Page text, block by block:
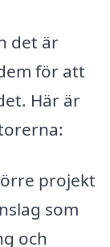
det är
för att
Här är
projekt
som
och